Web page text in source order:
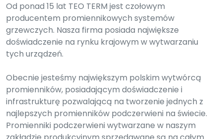
Od ponad 15 lat TEO TERM jest czołowym
producentem promiennikowych systemów
grzewczych. Nasza firma posiada największe
doświadczenie na rynku krajowym w wytwarzaniu
tych urządzeń.
Obecnie jesteśmy największym polskim wytwórcą
promienników, posiadającym doświadczenie i
infrastrukturę pozwalającą na tworzenie jednych z
najlepszych promienników podczerwieni na świecie.
Promienniki podczerwieni wytwarzane w naszym